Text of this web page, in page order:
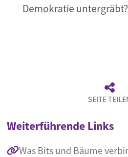
Demokratie untergräbt?
SEITE
Weiterführende Links
Was Bits und Bäume